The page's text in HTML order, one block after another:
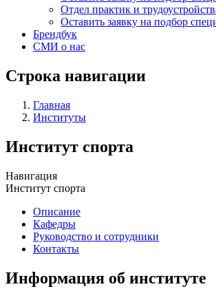
Отдел практик и
Оставить заявку на подбор
Брендбук
СМИ о нас
Строка навигации
Главная
Институты
Институт спорта
Навигация
Институт спорта
Описание
Кафедры
Руководство и сотрудники
Контакты
Информация об институте